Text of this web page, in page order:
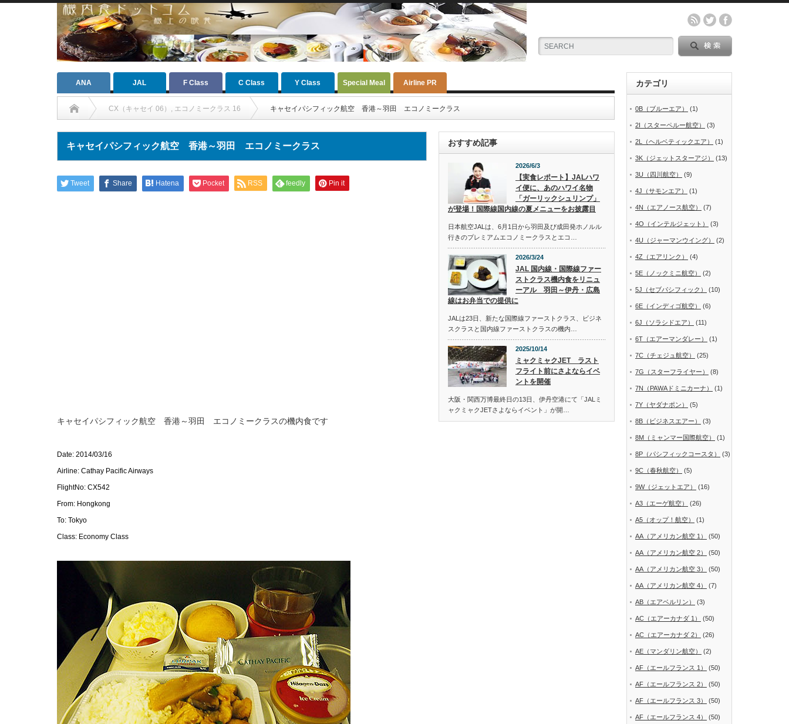
ANA JAL F Class C Class Y Class Special Meal Airline PR
CX（キャセイ 06） , エコノミークラス 16 キャセイパシフィック航空 香港～羽田 エコノミークラス
キャセイパシフィック航空 香港～羽田 エコノミークラス
Tweet Share Hatena Pocket RSS feedly Pin it
キャセイパシフィック航空 香港～羽田 エコノミークラスの機内食です
Date: 2014/03/16
Airline: Cathay Pacific Airways
FlightNo: CX542
From: Hongkong
To: Tokyo
Class: Economy Class
おすすめ記事
2026/6/3
【実食レポート】JALハワ
イ便に、あのハワイ名物
「ガーリックシュリンプ」
が登場！国際線国内線の夏メニューをお披露目
日本航空JALは、6月1日から羽田及び成田発ホノルル
行きのプレミアムエコノミークラスとエコ…
2026/3/24
JAL 国内線・国際線ファー
ストクラス機内食をリニュ
ーアル 羽田～伊丹・広島
線はお弁当での提供に
JALは23日、新たな国際線ファーストクラス、ビジネ
スクラスと国内線ファーストクラスの機内…
2025/10/14
ミャクミャクJET ラスト
フライト前にさよならイベ
ントを開催
大阪・関西万博最終日の13日、伊丹空港にて「JALミ
ャクミャクJETさよならイベント」が開…
カテゴリ
0B（ブルーエア） (1)
2I（スターペルー航空） (3)
2L（ヘルベティックエア） (1)
3K（ジェットスターアジ） (13)
3U（四川航空） (9)
4J（サモンエア） (1)
4N（エアノース航空） (7)
4O（インテルジェット） (3)
4U（ジャーマンウイング） (2)
4Z（エアリンク） (4)
5E（ノックミニ航空） (2)
5J（セブパシフィック） (10)
6E（インディゴ航空） (6)
6J（ソラシドエア） (11)
6T（エアーマンダレー） (1)
7C（チェジュ航空） (25)
7G（スターフライヤー） (8)
7N（PAWAドミニカーナ） (1)
7Y（ヤダナポン） (5)
8B（ビジネスエアー） (3)
8M（ミャンマー国際航空） (1)
8P（パシフィックコースタ） (3)
9C（春秋航空） (5)
9W（ジェットエア） (16)
A3（エーゲ航空） (26)
A5（オップ！航空） (1)
AA（アメリカン航空 1） (50)
AA（アメリカン航空 2） (50)
AA（アメリカン航空 3） (50)
AA（アメリカン航空 4） (7)
AB（エアベルリン） (3)
AC（エアーカナダ 1） (50)
AC（エアーカナダ 2） (26)
AE（マンダリン航空） (2)
AF（エールフランス 1） (50)
AF（エールフランス 2） (50)
AF（エールフランス 3） (50)
AF（エールフランス 4） (50)